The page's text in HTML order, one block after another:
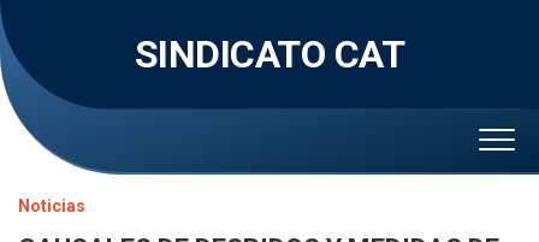
Skip
to
content
SINDICATO CAT
Noticias